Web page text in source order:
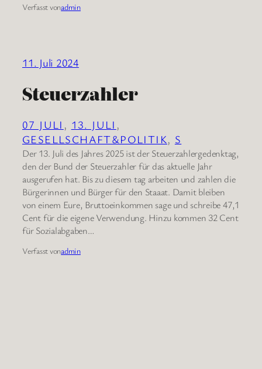
Verfasst vonadmin
11. Juli 2024
Steuerzahler
07 JULI , 13. JULI
GESELLSCHAFT&POLITIK, S
Der 13. Juli des Jahres 2025 ist der Steuerzahlergedenktag,
den der Bund der Steuerzahler für das aktuelle Jahr
ausgerufen hat. Bis zu diesem tag arbeiten und zahlen die
Bürgerinnen und Bürger für den Staaat. Damit bleiben
von einem Eure, Bruttoeinkommen sage und schreibe 47,1
Cent für die eigene Verwendung. Hinzu kommen 32 Cent
für Sozialabgaben…
Verfasst vonadmin